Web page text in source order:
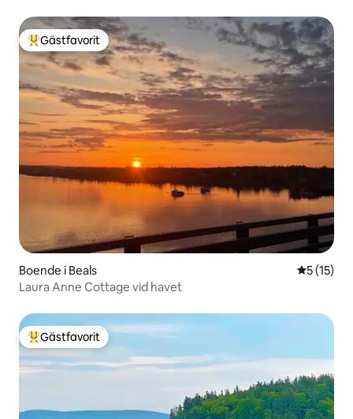
Populär gästfavorit
Gästfavorit
Boende i Beals 5 av 5 i
5 (15)
Laura Anne Cottage vid havet
Populär gästfavorit
Gästfavorit